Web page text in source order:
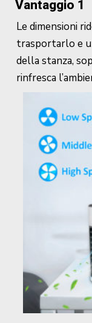
Vantaggio 1
Le dimensioni
trasportarlo e
della stanza,
rinfresca